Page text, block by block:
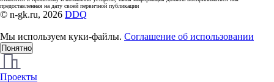
предоставленная на дату своей первичной публикации
© n-gk.ru, 2026 DDQ
Мы используем куки-файлы. Соглашение об использовании
Понятно
Проекты